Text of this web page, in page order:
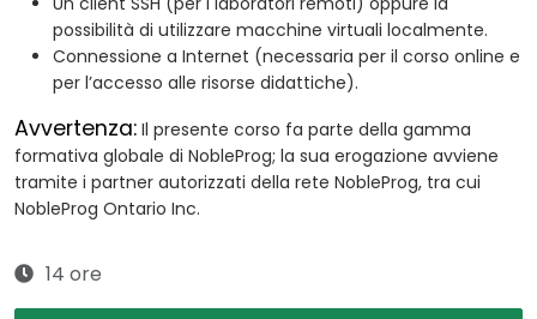
possibilità di utilizzare macchine virtuali localmente.
Connessione a Internet (necessaria per il corso online e
per l’accesso alle risorse didattiche).
Avvertenza: Il presente corso fa parte della gamma
formativa globale di NobleProg; la sua erogazione avviene
tramite i partner autorizzati della rete NobleProg, tra cui
NobleProg Ontario Inc.
14 ore